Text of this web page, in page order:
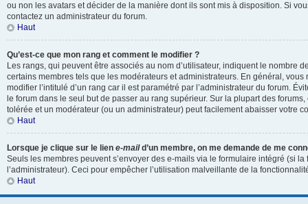
ou non les avatars et décider de la manière dont ils sont mis à disposition. Si
contactez un administrateur du forum.
Haut
Qu’est-ce que mon rang et comment le modifier ?
Les rangs, qui peuvent être associés au nom d’utilisateur, indiquent le nombre
certains membres tels que les modérateurs et administrateurs. En général, vous
modifier l’intitulé d’un rang car il est paramétré par l’administrateur du forum.
le forum dans le seul but de passer au rang supérieur. Sur la plupart des
tolérée et un modérateur (ou un administrateur) peut facilement abaisser votre
Haut
Lorsque je clique sur le lien e-maild’un membre, on me demande de me
Seuls les membres peuvent s’envoyer des e-mails via le formulaire intégré (si
l’administrateur). Ceci pour empêcher l’utilisation malveillante de la
Haut